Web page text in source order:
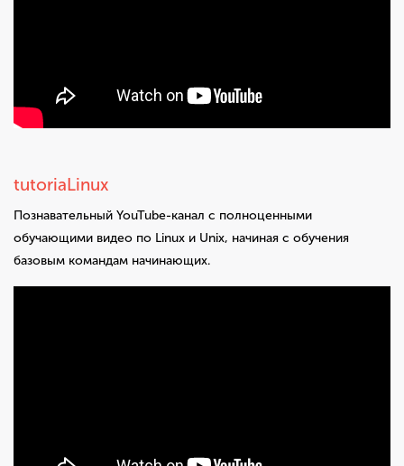
tutoriaLinux
Познавательный YouTube-канал с полноценными
обучающими видео по Linux и Unix, начиная с обучения
базовым командам начинающих.